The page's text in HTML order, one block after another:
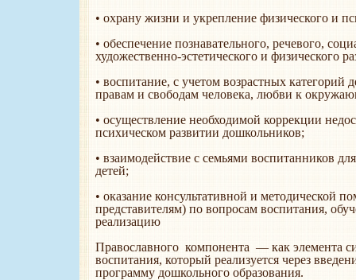
• охрану жизни и укрепление физического и
• обеспечение познавательного, речевого,
художественно-эстетического и физического
• воспитание, с учетом возрастных категорий
правам и свободам человека, любви к
• осуществление необходимой коррекции
психическом развитии дошкольников;
• взаимодействие с семьями воспитанников
детей;
• оказание консультативной и методической
представителям) по вопросам воспитания,
реализацию
Православного компонента — как элемента
воспитания, который реализуется через
программу дошкольного образования.